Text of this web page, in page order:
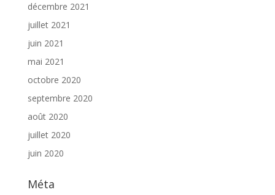
décembre 2021
juillet 2021
juin 2021
mai 2021
octobre 2020
septembre 2020
août 2020
juillet 2020
juin 2020
Méta